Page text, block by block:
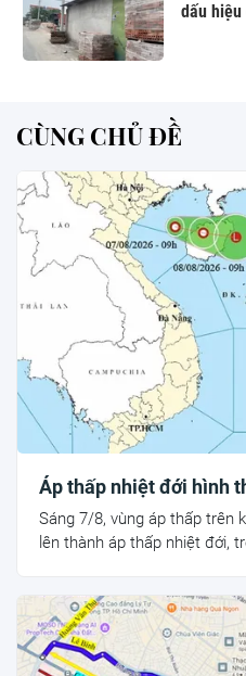
dấu hiệu
CÙNG CHỦ ĐỀ
Áp thấp nhiệt đới hình
Sáng 7/8, vùng áp thấp trên
lên thành áp thấp nhiệt đới,